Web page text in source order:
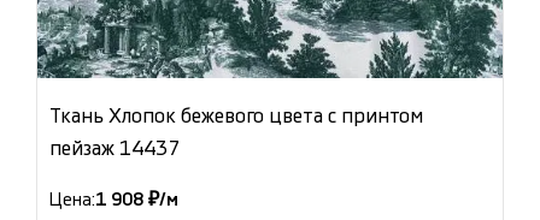
Ткань Хлопок бежевого цвета с принтом
пейзаж 14437
Цена:1 908 ₽/м